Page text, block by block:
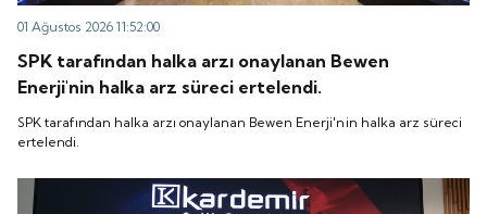
01 Ağustos 2026 11:52:00
SPK tarafından halka arzı onaylanan Bewen
Enerji'nin halka arz süreci ertelendi.
SPK tarafından halka arzı onaylanan Bewen Enerji'nin halka arz süreci
ertelendi.